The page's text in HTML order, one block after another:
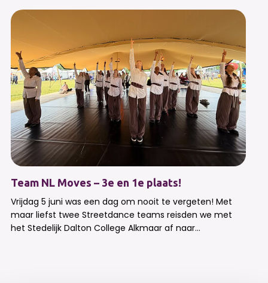
Team NL Moves – 3e en 1e plaats!
Vrijdag 5 juni was een dag om nooit te vergeten! Met
maar liefst twee Streetdance teams reisden we met
het Stedelijk Dalton College Alkmaar af naar...